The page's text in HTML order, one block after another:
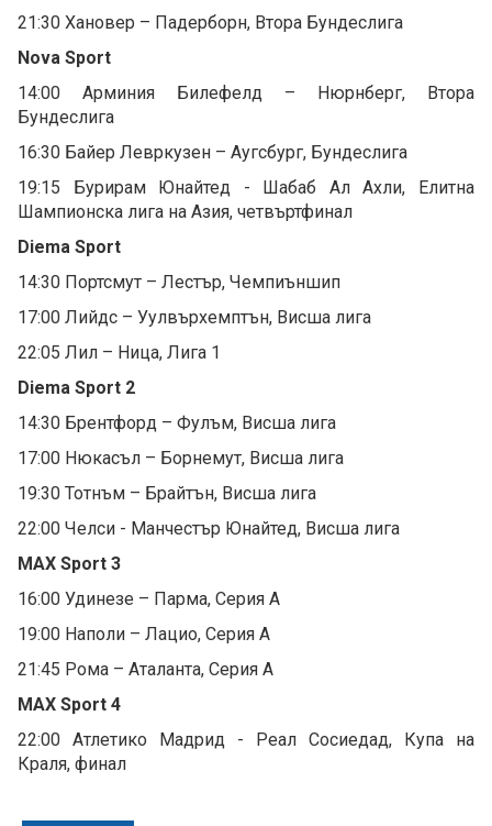
21:30 Хановер – Падерборн, Втора Бундеслига
Nova Sport
14:00 Арминия Билефелд – Нюрнберг, Втора
Бундеслига
16:30 Байер Левркузен – Аугсбург, Бундеслига
19:15 Бурирам Юнайтед - Шабаб Ал Ахли, Елитна
Шампионска лига на Азия, четвъртфинал
Diema Sport
14:30 Портсмут – Лестър, Чемпиъншип
17:00 Лийдс – Уулвърхемптън, Висша лига
22:05 Лил – Ница, Лига 1
Diema Sport 2
14:30 Брентфорд – Фулъм, Висша лига
17:00 Нюкасъл – Борнемут, Висша лига
19:30 Тотнъм – Брайтън, Висша лига
22:00 Челси - Манчестър Юнайтед, Висша лига
MAX Sport 3
16:00 Удинезе – Парма, Серия А
19:00 Наполи – Лацио, Серия А
21:45 Рома – Аталанта, Серия А
MAX Sport 4
22:00 Атлетико Мадрид - Реал Сосиедад, Купа на
Краля, финал